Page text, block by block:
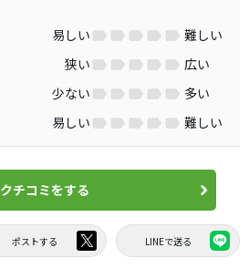
易しい
難しい
狭い
広い
少ない
多い
易しい 難しい
クチコミをする
ポストする LINEで送る